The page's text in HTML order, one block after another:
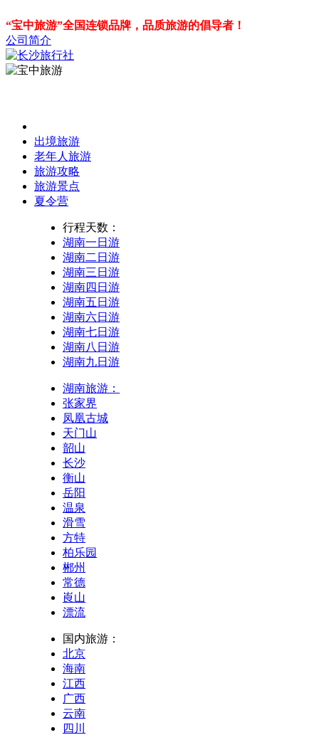
“宝中旅游”全国连锁品牌，品质旅游的倡导者！
公司简介
出境旅游
老年人旅游
旅游攻略
旅游景点
夏令营
行程天数：
湖南一日游
湖南二日游
湖南三日游
湖南四日游
湖南五日游
湖南六日游
湖南七日游
湖南八日游
湖南九日游
湖南旅游：
张家界
凤凰古城
天门山
韶山
长沙
衡山
岳阳
温泉
滑雪
方特
柏乐园
郴州
常德
崀山
漂流
国内旅游：
北京
海南
江西
广西
云南
四川